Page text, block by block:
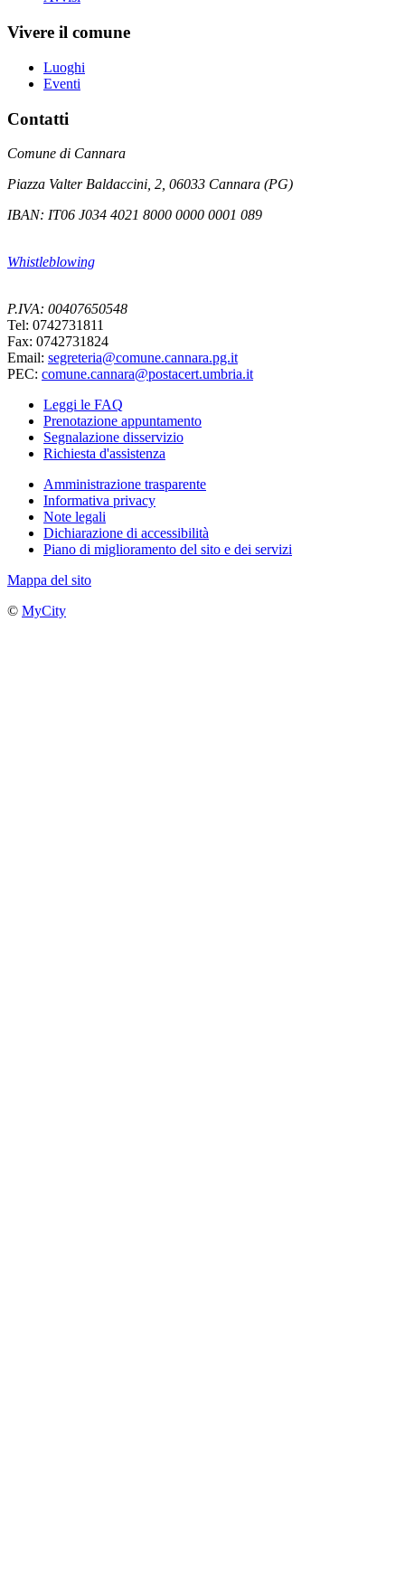
Vivere il comune
Luoghi
Eventi
Contatti
Comune di Cannara
Piazza Valter Baldaccini, 2, 06033 Cannara (PG)
IBAN: IT06 J034 4021 8000 0000 0001 089
Whistleblowing
P.IVA: 00407650548
Tel: 0742731811
Fax: 0742731824
Email: segreteria@comune.cannara.pg.it
PEC: comune.cannara@postacert.umbria.it
Leggi le FAQ
Prenotazione appuntamento
Segnalazione disservizio
Richiesta d'assistenza
Amministrazione trasparente
Informativa privacy
Note legali
Dichiarazione di accessibilità
Piano di miglioramento del sito e dei servizi
Mappa del sito
© MyCity